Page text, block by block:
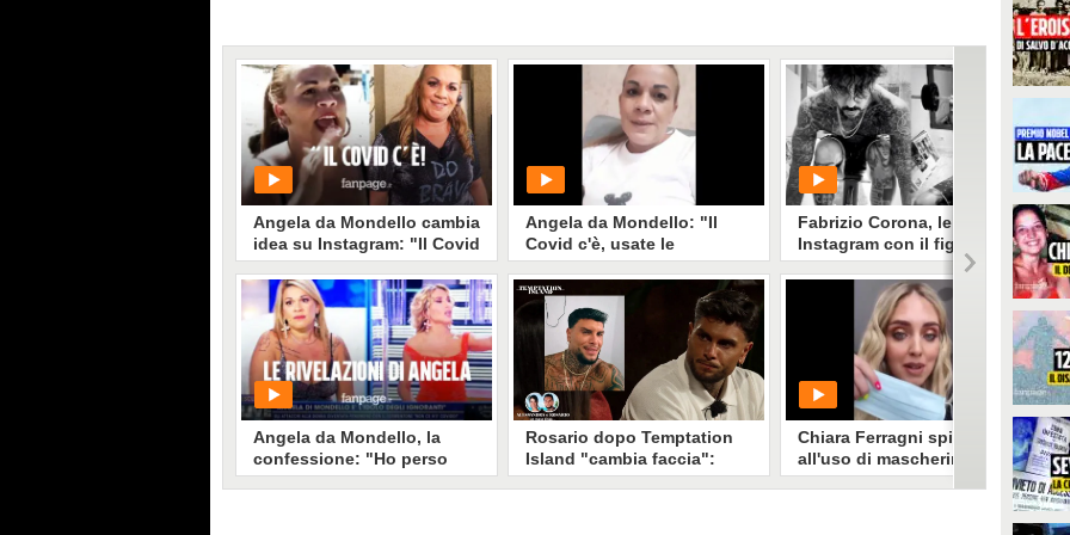
Angela da Mondello cambia
idea su Instagram: "Il Covid
c’è. Mettiamo la
mascherina"
PLAY
3530• diVideonews
Angela da Mondello, la
confessione: "Ho perso
mio figlio. Sono stata
Angela da Mondello: "Il
Covid c'è, usate le
precauzioni"
PLAY
115935• di Spettacolo Fanpage
Rosario dopo Temptation
Island "cambia faccia":
quando i social raccontano
Fabrizio Corona, le storie
Instagram con il figlio
Carlos mentre è in
isolamento per Covid
PLAY
110968• diSocial Spettacolo
Chiara Ferragni spinge
all'uso di mascherina: "È
un momento delicato"